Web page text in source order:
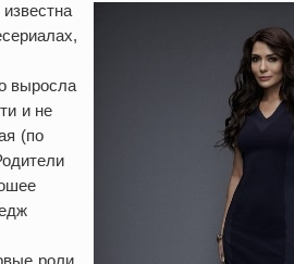
выросла
и не
(по
роли